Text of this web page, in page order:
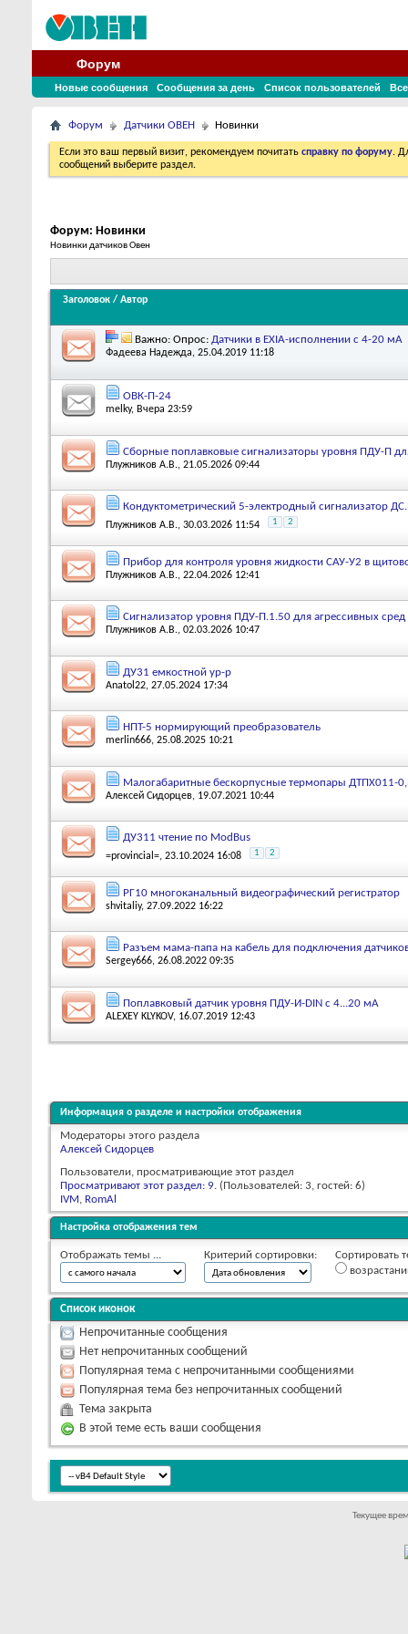
Форум
Новые сообщения Сообщения за день Список пользователей
Форум Датчики ОВЕН Новинки
Если это ваш первый визит, рекомендуем почитать справку по форуму.
сообщений выберите раздел.
Форум: Новинки
Новинки датчиков Овен
Заголовок / Автор
Важно: Опрос: Датчики в EXIA-исполнении с 4-20 мА
Фадеева Надежда, 25.04.2019 11:18
ОВК-П-24
melky, Вчера 23:59
Сборные поплавковые сигнализаторы уровня ПДУ-П
Плужников А.В., 21.05.2026 09:44
Кондуктометрический 5-электродный сигнализатор
Плужников А.В., 30.03.2026 11:54 1 2
Прибор для контроля уровня жидкости САУ-У2 в
Плужников А.В., 22.04.2026 12:41
Сигнализатор уровня ПДУ-П.1.50 для агрессивных сред
Плужников А.В., 02.03.2026 10:47
ДУ31 емкостной ур-р
Anatol22, 27.05.2024 17:34
НПТ-5 нормирующий преобразователь
merlin666, 25.08.2025 10:21
Малогабаритные бескорпусные термопары ДТПХ011-
Алексей Сидорцев, 19.07.2021 10:44
ДУ311 чтение по ModBus
=provincial=, 23.10.2024 16:08 1 2
РГ10 многоканальный видеографический регистратор
shvitaliy, 27.09.2022 16:22
Разъем мама-папа на кабель для подключения
Sergey666, 26.08.2022 09:35
Поплавковый датчик уровня ПДУ-И-DIN с 4...20 мА
ALEXEY KLYKOV, 16.07.2019 12:43
Информация о разделе и настройки отображения
Модераторы этого раздела
Алексей Сидорцев
Пользователи, просматривающие этот раздел
Просматривают этот раздел: 9. (Пользователей: 3, гостей: 6)
IVM, RomAl
Настройка отображения тем
Отображать темы ... Критерий сортировки:
Сортировать
Список иконок
Непрочитанные сообщения
Нет непрочитанных сообщений
Популярная тема с непрочитанными сообщениями
Популярная тема без непрочитанных сообщений
Тема закрыта
В этой теме есть ваши сообщения
Текущее